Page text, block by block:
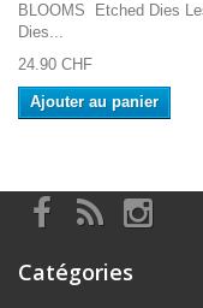
BLOOMS Etched Dies
Dies...
24.90 CHF
Ajouter au panier
Catégories